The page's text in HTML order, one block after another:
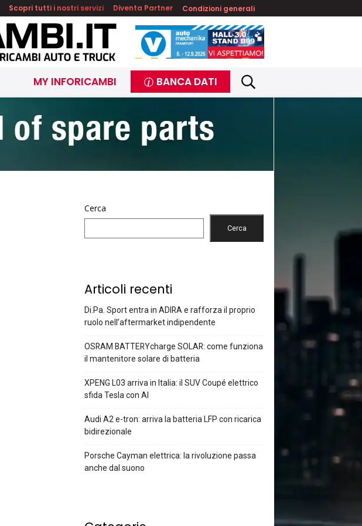
Scopri tutti i nostri servizi Diventa Partner Condizioni generali
MY INFORICAMBI BANCA DATI
Cerca
Cerca
Articoli recenti
Di.Pa. Sport entra in ADIRA e rafforza il proprio
ruolo nell’aftermarket indipendente
OSRAM BATTERYcharge SOLAR: come funziona
il mantenitore solare di batteria
XPENG L03 arriva in Italia: il SUV Coupé elettrico
sfida Tesla con AI
Audi A2 e-tron: arriva la batteria LFP con ricarica
bidirezionale
Porsche Cayman elettrica: la rivoluzione passa
anche dal suono